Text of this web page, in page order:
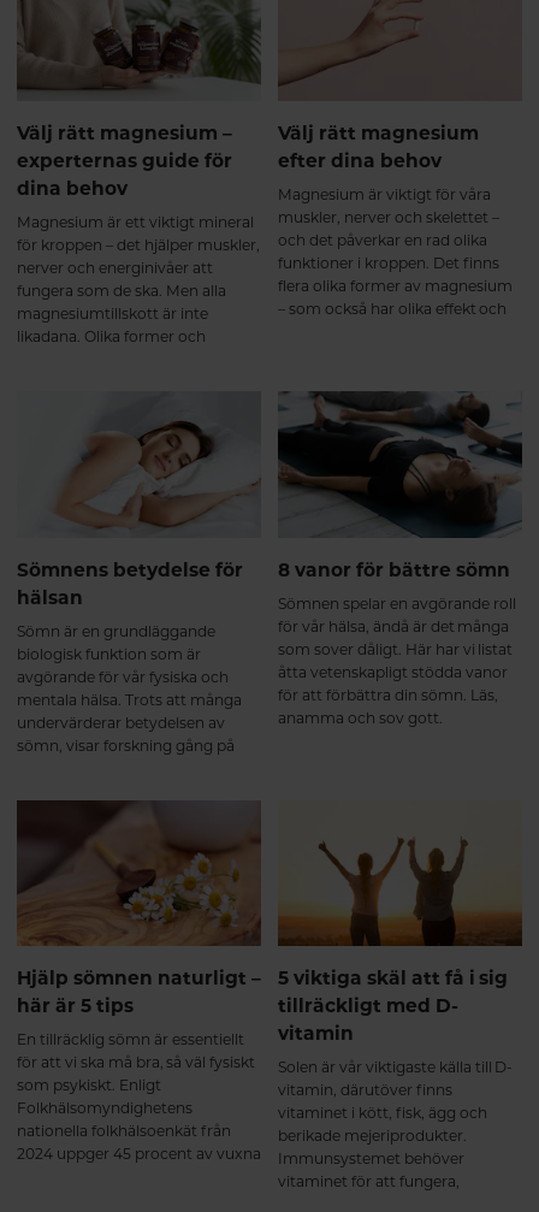
optimalt tillgodogöra dig
näringen från den mat du äter.
trender som formar
kosttillskottsmarknaden i Sverige
Välj rätt magnesium –
experternas guide för
dina behov
Magnesium är ett viktigt mineral
för kroppen – det hjälper muskler,
nerver och energinivåer att
fungera som de ska. Men alla
magnesiumtillskott är inte
likadana. Olika former och
igenom fyra populära alternativ
så du lättare kan välja rätt.
Välj rätt magnesium
efter dina behov
Magnesium är viktigt för våra
muskler, nerver och skelettet –
och det påverkar en rad olika
funktioner i kroppen. Det finns
flera olika former av magnesium
– som också har olika effekt och
produkt efter dina behov.
Sömnens betydelse för
hälsan
Sömn är en grundläggande
biologisk funktion som är
avgörande för vår fysiska och
mentala hälsa. Trots att många
undervärderar betydelsen av
sömn, visar forskning gång på
och regelbunden motion. I den
här artikeln går vi igenom varför
sömn är så viktig och hur brist på
sömn kan påverka både kropp
8 vanor för bättre sömn
Sömnen spelar en avgörande roll
för vår hälsa, ändå är det många
som sover dåligt. Här har vi listat
åtta vetenskapligt stödda vanor
för att förbättra din sömn. Läs,
anamma och sov gott.
Hjälp sömnen naturligt –
här är 5 tips
En tillräcklig sömn är essentiellt
för att vi ska må bra, så väl fysiskt
som psykiskt. Enligt
Folkhälsomyndighetens
nationella folkhälsoenkät från
2024 uppger 45 procent av vuxna
5 viktiga skäl att få i sig
tillräckligt med D-
vitamin
Solen är vår viktigaste källa till D-
vitamin, därutöver finns
vitaminet i kött, fisk, ägg och
berikade mejeriprodukter.
Immunsystemet behöver
vitaminet för att fungera,